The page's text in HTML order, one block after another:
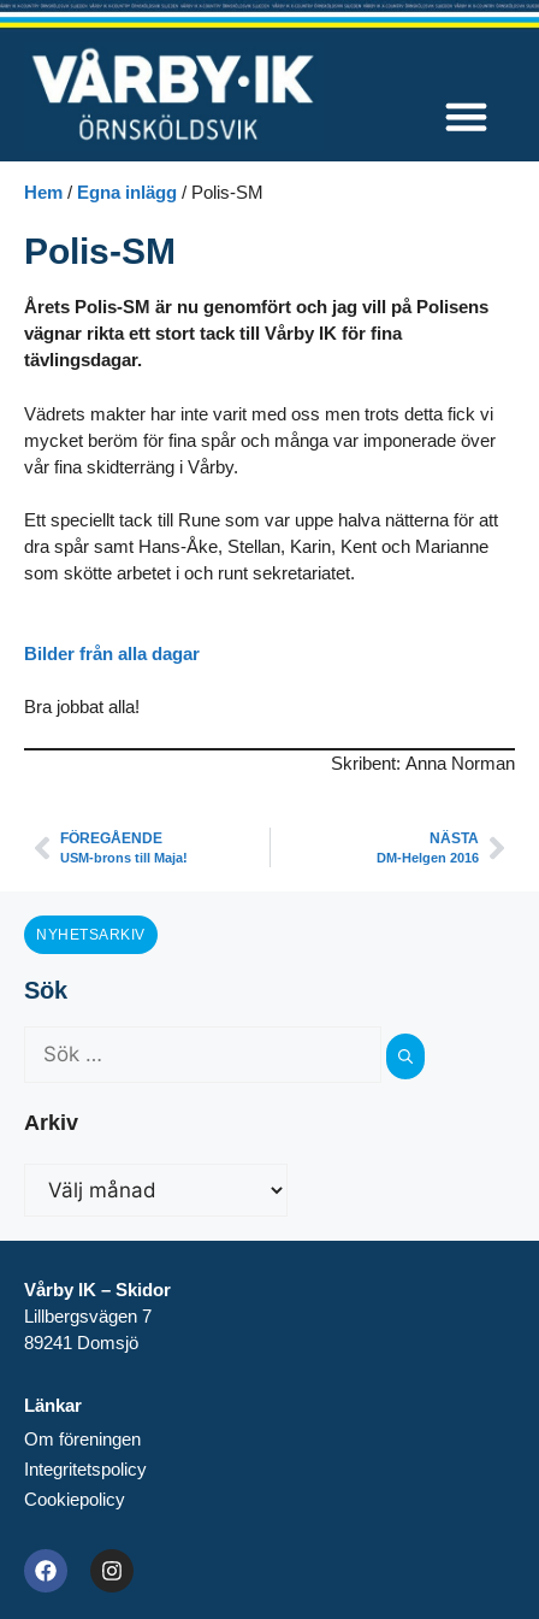
NYHETSARKIV
Sök
Arkiv
Hem / Egna inlägg / Polis-SM
Polis-SM
Årets Polis-SM är nu genomfört och jag vill på Polisens
vägnar rikta ett stort tack till Vårby IK för fina
tävlingsdagar.
Vädrets makter har inte varit med oss men trots detta fick vi
mycket beröm för fina spår och många var imponerade över
vår fina skidterräng i Vårby.
Ett speciellt tack till Rune som var uppe halva nätterna för att
dra spår samt Hans-Åke, Stellan, Karin, Kent och Marianne
som skötte arbetet i och runt sekretariatet.
Bilder från alla dagar
Bra jobbat alla!
Skribent: Anna Norman
FÖREGÅENDE
USM-brons till Maja!
NÄSTA
DM-Helgen 2016
Vårby IK – Skidor
Lillbergsvägen 7
89241 Domsjö
Länkar
Om föreningen
Integritetspolicy
Cookiepolicy